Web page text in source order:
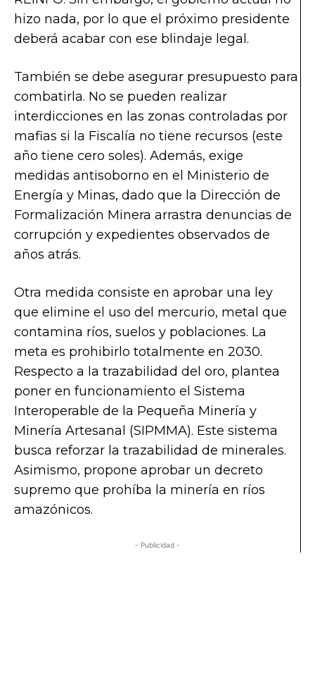
hizo nada, por lo que el próximo presidente
deberá acabar con ese blindaje legal.
También se debe asegurar presupuesto para
combatirla. No se pueden realizar
interdicciones en las zonas controladas por
mafias si la Fiscalía no tiene recursos (este
año tiene cero soles). Además, exige
medidas antisoborno en el Ministerio de
Energía y Minas, dado que la Dirección de
Formalización Minera arrastra denuncias de
corrupción y expedientes observados de
años atrás.
Otra medida consiste en aprobar una ley
que elimine el uso del mercurio, metal que
contamina ríos, suelos y poblaciones. La
meta es prohibirlo totalmente en 2030.
Respecto a la trazabilidad del oro, plantea
poner en funcionamiento el Sistema
Interoperable de la Pequeña Minería y
Minería Artesanal (SIPMMA). Este sistema
busca reforzar la trazabilidad de minerales.
Asimismo, propone aprobar un decreto
supremo que prohíba la minería en ríos
amazónicos.
- Publicidad -